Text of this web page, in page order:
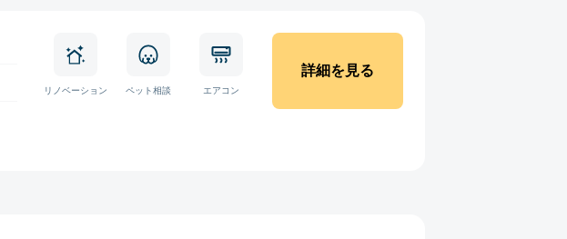
リノベーション ペット相談 エアコン
詳細を見る